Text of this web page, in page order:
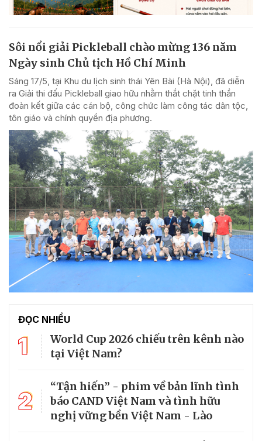
Sôi nổi giải Pickleball chào mừng 136 năm
Ngày sinh Chủ tịch Hồ Chí Minh
Sáng 17/5, tại Khu du lịch sinh thái Yên Bài (Hà Nội), đã diễn
ra Giải thi đấu Pickleball giao hữu nhằm thắt chặt tinh thần
đoàn kết giữa các cán bộ, công chức làm công tác dân tộc,
tôn giáo và chính quyền địa phương.
ĐỌC NHIỀU
1
World Cup 2026 chiếu trên kênh nào
tại Việt Nam?
2
“Tận hiến” - phim về bản lĩnh tình
báo CAND Việt Nam và tình hữu
nghị vững bền Việt Nam - Lào